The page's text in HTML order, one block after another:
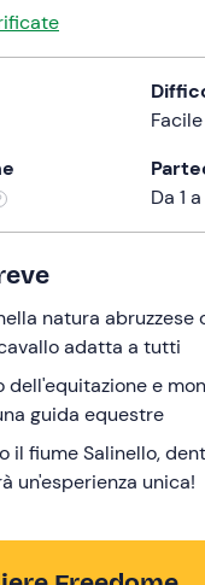
Facile
Da 1
natura abruzzese
adatta a tutti
dell'equitazione e
guida equestre
il fiume Salinello,
un'esperienza unica!